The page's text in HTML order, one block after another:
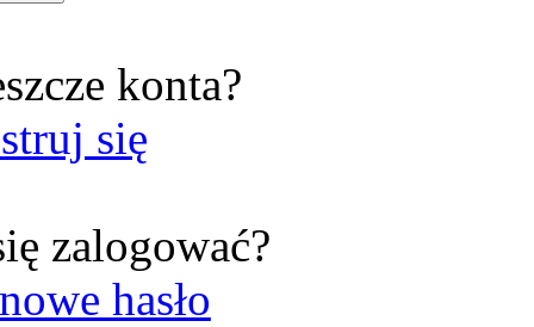
konta?
się
zalogować?
hasło